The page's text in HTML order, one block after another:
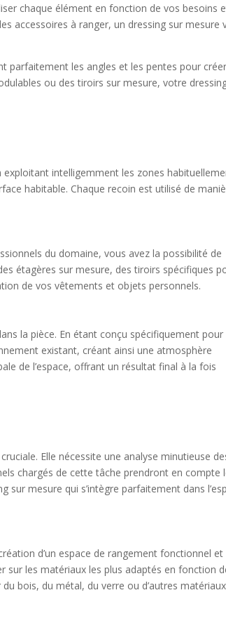
chaque élément en fonction de vos besoins
accessoires à ranger, un dressing sur mesure
parfaitement les angles et les pentes pour
ou des tiroirs sur mesure, votre
exploitant intelligemment les zones
habitable. Chaque recoin est utilisé de
du domaine, vous avez la possibilité de
étagères sur mesure, des tiroirs spécifiques
de vos vêtements et objets personnels.
la pièce. En étant conçu spécifiquement pour
existant, créant ainsi une atmosphère
de l’espace, offrant un résultat final à la fois
Elle nécessite une analyse minutieuse
chargés de cette tâche prendront en compte
mesure qui s’intègre parfaitement dans
d’un espace de rangement fonctionnel et
sur les matériaux les plus adaptés en fonction
bois, du métal, du verre ou d’autres